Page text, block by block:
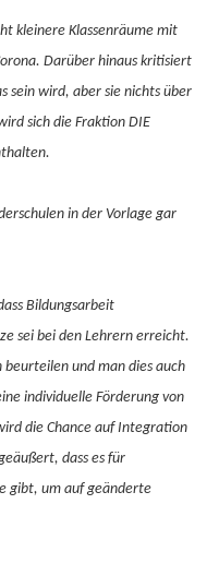
kleinere Klassenräume mit
Darüber hinaus kritisiert
sein wird, aber sie nichts über
sich die Fraktion DIE
in der Vorlage gar
Bildungsarbeit
sei bei den Lehrern erreicht.
und man dies auch
individuelle Förderung von
die Chance auf Integration
dass es für
gibt, um auf geänderte